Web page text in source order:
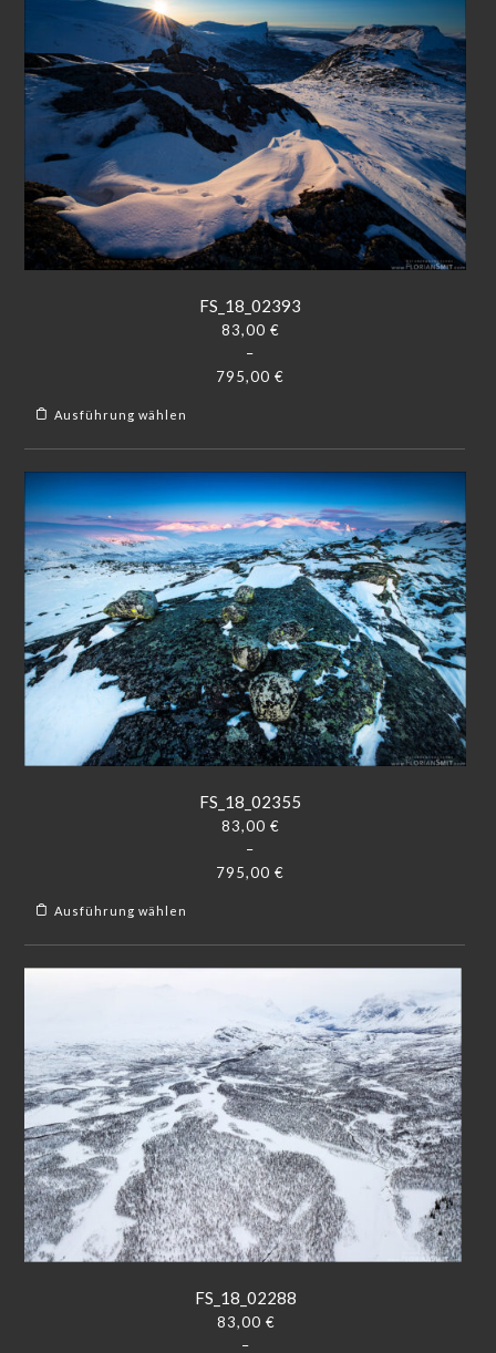
FS_18_02393
83,00 €
–
795,00 €
Ausführung wählen
FS_18_02355
83,00 €
–
795,00 €
Ausführung wählen
FS_18_02288
83,00 €
–